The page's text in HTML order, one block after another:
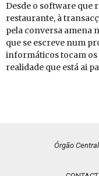
Desde o software que
restaurante, à
pela conversa amena
que se escreve num
informáticos tocam os
realidade que está ai
Órgão